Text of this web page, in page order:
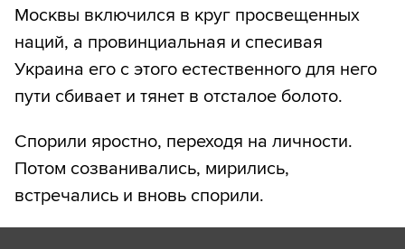
Москвы включился в круг просвещенных
наций, а провинциальная и спесивая
Украина его с этого естественного для него
пути сбивает и тянет в отсталое болото.
Спорили яростно, переходя на личности.
Потом созванивались, мирились,
встречались и вновь спорили.